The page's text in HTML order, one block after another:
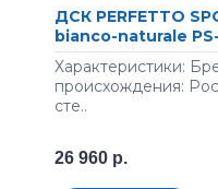
ДСК PERFETTO
bianco-naturale PS-
Характеристики:
происхождения:
сте..
26 960 р.